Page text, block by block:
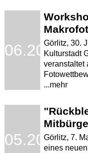
Görlitz, 30.
Kulturstadt
veranstaltet
...mehr
Görlitz, 7.
eines